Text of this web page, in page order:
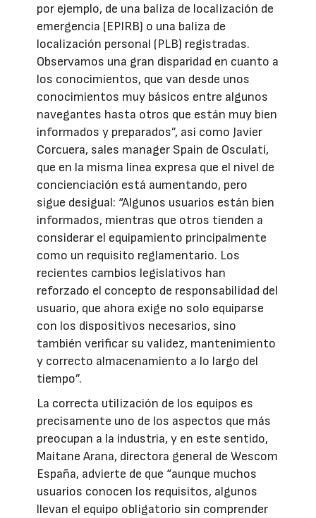
por ejemplo, de una baliza de localización de
emergencia (EPIRB) o una baliza de
localización personal (PLB) registradas.
Observamos una gran disparidad en cuanto a
los conocimientos, que van desde unos
conocimientos muy básicos entre algunos
navegantes hasta otros que están muy bien
informados y preparados”, así como Javier
Corcuera, sales manager Spain de Osculati,
que en la misma línea expresa que el nivel de
concienciación está aumentando, pero
sigue desigual: “Algunos usuarios están bien
informados, mientras que otros tienden a
considerar el equipamiento principalmente
como un requisito reglamentario. Los
recientes cambios legislativos han
reforzado el concepto de responsabilidad del
usuario, que ahora exige no solo equiparse
con los dispositivos necesarios, sino
también verificar su validez, mantenimiento
y correcto almacenamiento a lo largo del
tiempo”.
La correcta utilización de los equipos es
precisamente uno de los aspectos que más
preocupan a la industria, y en este sentido,
Maitane Arana, directora general de Wescom
España, advierte de que “aunque muchos
usuarios conocen los requisitos, algunos
llevan el equipo obligatorio sin comprender